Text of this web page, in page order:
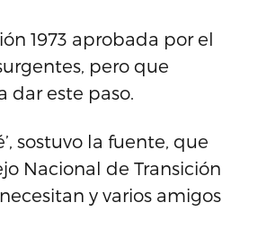
1973 aprobada por el
pero que
dar este paso.
sostuvo la fuente, que
Nacional de Transición
y varios amigos